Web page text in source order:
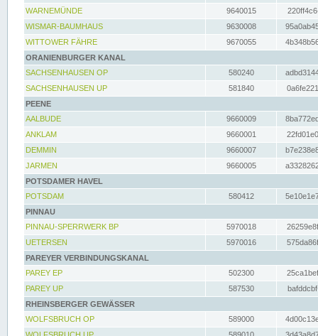
WARNEMÜNDE
9640015
WISMAR-BAUMHAUS
9630008
WITTOWER FÄHRE
9670055
ORANIENBURGER KANAL
SACHSENHAUSEN OP
580240
SACHSENHAUSEN UP
581840
PEENE
AALBUDE
9660009
ANKLAM
9660001
DEMMIN
9660007
JARMEN
9660005
POTSDAMER HAVEL
POTSDAM
580412
PINNAU
PINNAU-SPERRWERK BP
5970018
UETERSEN
5970016
PAREYER VERBINDUNGSKANAL
PAREY EP
502300
PAREY UP
587530
RHEINSBERGER GEWÄSSER
WOLFSBRUCH OP
589000